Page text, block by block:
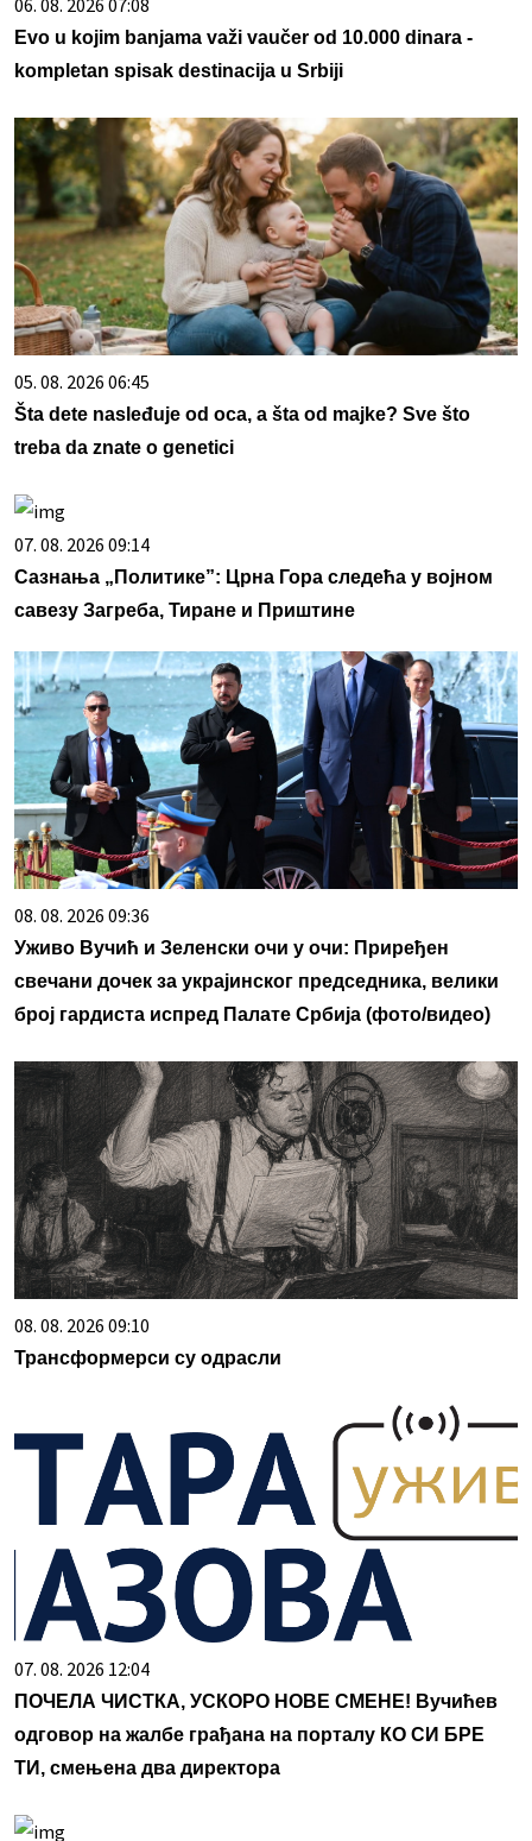
06. 08. 2026 07:08
Evo u kojim banjama važi vaučer od 10.000 dinara -
kompletan spisak destinacija u Srbiji
05. 08. 2026 06:45
Šta dete nasleđuje od oca, a šta od majke? Sve što
treba da znate o genetici
07. 08. 2026 09:14
Сазнања „Политике”: Црна Гора следећа у војном
савезу Загреба, Тиране и Приштине
08. 08. 2026 09:36
Уживо Вучић и Зеленски очи у очи: Приређен
свечани дочек за украјинског председника, велики
број гардиста испред Палате Србија (фото/видео)
08. 08. 2026 09:10
Трансформерси су одрасли
07. 08. 2026 12:04
ПОЧЕЛА ЧИСТКА, УСКОРО НОВЕ СМЕНЕ! Вучићев
одговор на жалбе грађана на порталу КО СИ БРЕ
ТИ, смењена два директора